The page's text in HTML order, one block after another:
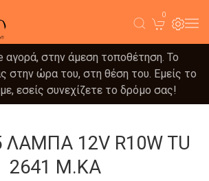
0
αγορά, στην άμεση τοποθέτηση. Το
στην ώρα του, στη θέση του. Εμείς το
εσείς συνεχίζετε το δρόμο σας!
ΛΑΜΠΑ 12V R10W TU
2641 Μ.ΚΑ